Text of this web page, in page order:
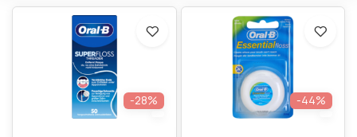
-28% -44%